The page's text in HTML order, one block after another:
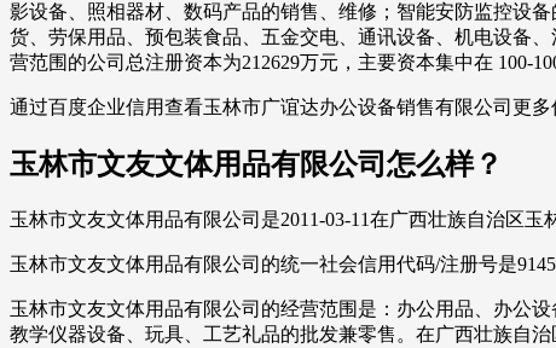
影设备、照相器材、数码产品的销售、维修；智能安防监控设
货、劳保用品、预包装食品、五金交电、通讯设备、机电设备
营范围的公司总注册资本为212629万元，主要资本集中在 100-
通过百度企业信用查看玉林市广谊达办公设备销售有限公司更多
玉林市文友文体用品有限公司怎么样？
玉林市文友文体用品有限公司是2011-03-11在广西壮族自治区
玉林市文友文体用品有限公司的统一社会信用代码/注册号是
玉林市文友文体用品有限公司的经营范围是：办公用品、办公
教学仪器设备、玩具、工艺礼品的批发兼零售。在广西壮族自